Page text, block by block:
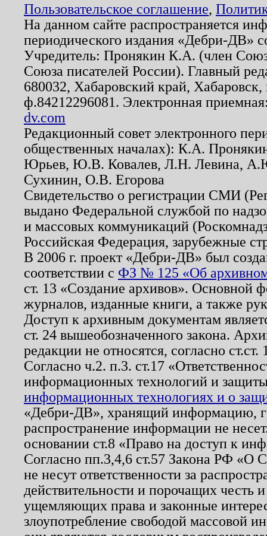
Пользовательское соглашение,
На данном сайте распространяется
периодического издания «Дебри-ДВ»
Учредитель: Пронякин К.А. (член
Союза писателей России). Главный
680032, Хабаровский край,
ф.84212296081. Электронная
dv.com
Редакционный совет электронного
общественных началах): К.А.
Юрьев, Ю.В. Ковалев, Л.Н. Левина,
Сухинин, О.В. Егорова
Свидетельство о регистрации СМИ
выдано Федеральной службой по
и массовых коммуникаций
Российская Федерация, зарубежные
В 2006 г. проект «Дебри-ДВ» был
соответствии с ФЗ № 125 «Об
ст. 13 «Создание архивов». Основной
журналов, изданные книги, а также
Доступ к архивным документам
ст. 24 вышеобозначенного закона.
редакции не относятся, согласно
Согласно ч.2. п.3. ст.17
информационных технологий и
информационных технологиях и о
«Дебри-ДВ», хранящий информацию,
распространение информации не
основании ст.8 «Право на доступ к
Согласно пп.3,4,6 ст.57 Закона РФ «О
не несут ответственности за
действительности и порочащих честь
ущемляющих права и законные
злоупотребление свободой массовой